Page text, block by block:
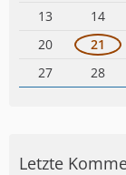
13
14
20
21
27
28
Letzte